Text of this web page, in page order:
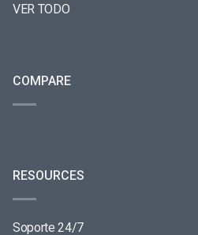
VER TODO
COMPARE
RESOURCES
Soporte 24/7